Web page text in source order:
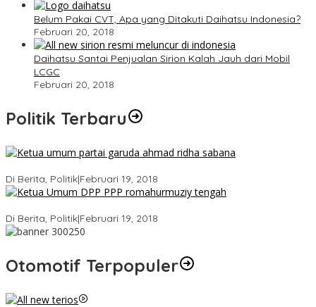
Belum Pakai CVT, Apa yang Ditakuti Daihatsu Indonesia?
Februari 20, 2018
Daihatsu Santai Penjualan Sirion Kalah Jauh dari Mobil
LCGC
Februari 20, 2018
Politik Terbaru
Di Berita, Politik|Februari 19, 2018
Di Berita, Politik|Februari 19, 2018
Otomotif Terpopuler